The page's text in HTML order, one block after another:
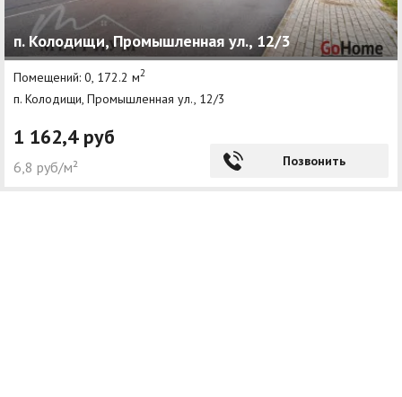
п. Колодищи, Промышленная ул., 12/3
Помещений: 0, 172.2 м2
п. Колодищи, Промышленная ул., 12/3
1 162,4 руб
6,8 руб/м² Позвонить